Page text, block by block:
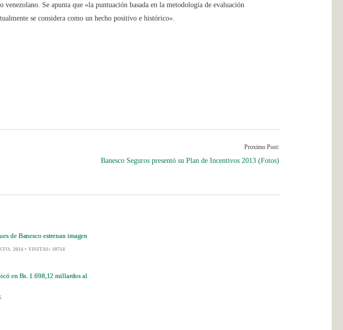
Se apunta que «la puntuación basada en la metodología de evaluación
se considera como un hecho positivo e histórico».
Proximo Post:
Banesco Seguros presentó su Plan de Incentivos 2013 (Fotos)
de Banesco estrenan imagen
2014• VISITAS: 10714
en Bs. 1.698,12 millardos al